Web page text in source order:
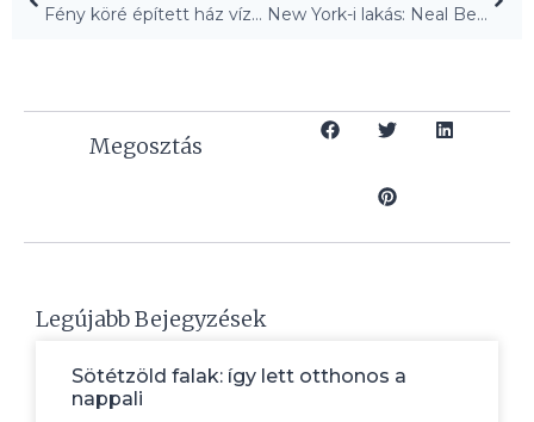
Fény köré épített ház vízen – Cubo Design Architect alkotása New York-i lakás: Neal Beckstedt kétszer tervezte újra!
Megosztás
Legújabb Bejegyzések
Sötétzöld falak: így lett otthonos a
nappali